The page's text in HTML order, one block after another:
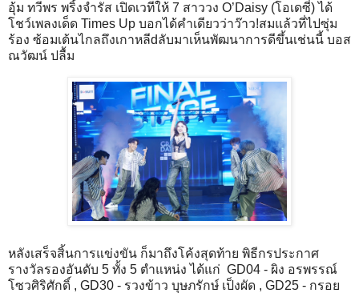
อุ้ม ทวีพร พริ้งจำรัส เปิดเวทีให้ 7 สาววง O’Daisy (โอเดซี่) ได้
โชว์เพลงเด็ด Times Up บอกได้คำเดียวว่าว๊าว!สมแล้วที่ไปซุ่ม
ร้อง ซ้อมเต้นไกลถึงเกาหลีdลับมาเห็นพัฒนาการดีขึ้นเช่นนี้ บอส
ณวัฒน์ ปลื้ม
หลังเสร็จสิ้นการแข่งขัน ก็มาถึงโค้งสุดท้าย พิธีกรประกาศ
รางวัลรองอันดับ 5 ทั้ง 5 ตำแหน่ง ได้แก่ GD04 - ผิง อรพรรณ์
โซวศิริศักดิ์ , GD30 - รวงข้าว บุษภรักษ์ เป็งผัด , GD25 - กรอย